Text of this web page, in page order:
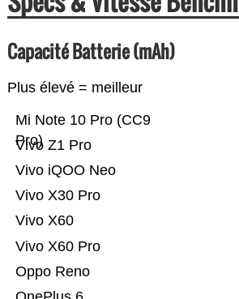
Capacité Batterie (mAh)
Plus élevé = meilleur
Oppo Reno
Vivo X60 Pro
Vivo X60
Vivo X30 Pro
Vivo iQOO Neo
Vivo Z1 Pro
Mi Note 10 Pro (CC9
Pro)